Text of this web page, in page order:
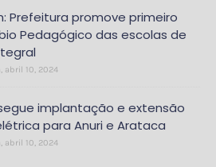
Prefeitura promove primeiro
Pedagógico das escolas de
abril 10, 2024
implantação e extensão
para Anuri e Arataca
abril 10, 2024